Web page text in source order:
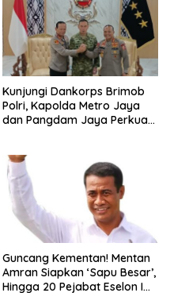
Kunjungi Dankorps Brimob
Polri, Kapolda Metro Jaya
dan Pangdam Jaya Perkuat
Guncang Kementan! Mentan
Amran Siapkan ‘Sapu Besar’,
Hingga 20 Pejabat Eselon I